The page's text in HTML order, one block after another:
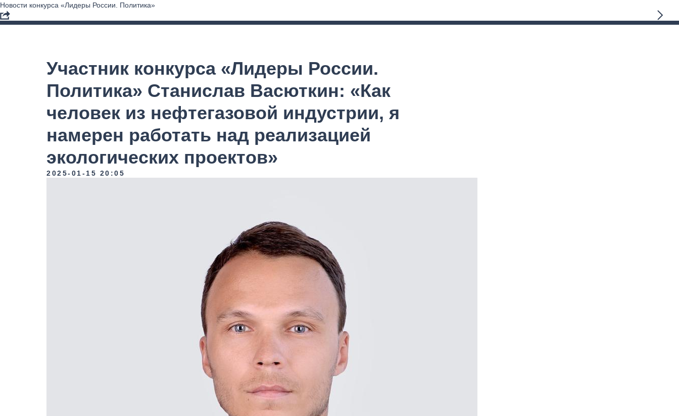
Новости конкурса «Лидеры России. Политика»
Участник конкурса «Лидеры России.
Политика» Станислав Васюткин: «Как
человек из нефтегазовой индустрии, я
намерен работать над реализацией
экологических проектов»
2025-01-15 20:05